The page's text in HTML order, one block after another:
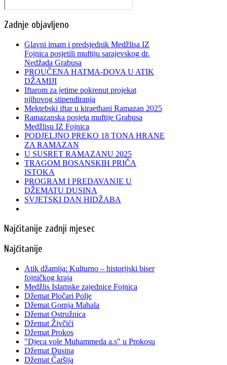
Zadnje objavljeno
Glavni imam i predsjednik Medžlisa IZ
Fojnica posjetili muftiju sarajevskog dr.
Nedžada Grabusa
PROUČENA HATMA-DOVA U ATIK
DŽAMIJI
Iftarom za jetime pokrenut projekat
njihovog stipendiranja
Mektebski iftar u kiraethani Ramazan 2025
Ramazanska posjeta muftije Grabusa
Medžlisu IZ Fojnica
PODJELJNO PREKO 18 TONA HRANE
ZA RAMAZAN
U SUSRET RAMAZANU 2025
TRAGOM BOSANSKIH PRIČA
ISTOKA
PROGRAM I PREDAVANJE U
DŽEMATU DUSINA
SVJETSKI DAN HIDŽABA
Najčitanije zadnji mjesec
Najčitanije
Atik džamija: Kulturno – historijski biser
fojničkog kraja
Medžlis Islamske zajednice Fojnica
Džemat Pločari Polje
Džemat Gornja Mahala
Džemat Ostružnica
Džemat Živčići
Džemat Prokos
"Djeca vole Muhammeda a.s" u Prokosu
Džemat Dusina
Džemat Čaršija